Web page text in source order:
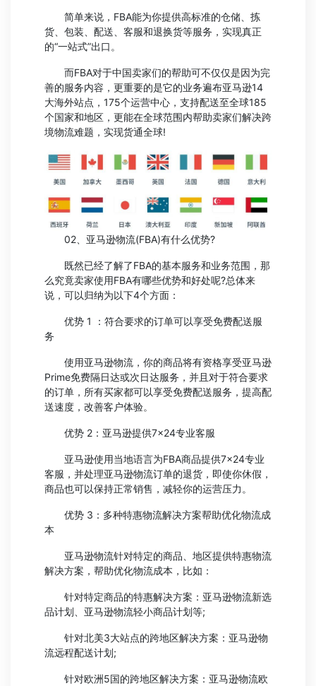
简单来说，FBA能为你提供高标准的仓储、拣
货、包装、配送、客服和退换货等服务，实现真正
的“一站式”出口。
而FBA对于中国卖家们的帮助可不仅仅是因为完
善的服务内容，更重要的是它的业务遍布亚马逊14
大海外站点，175个运营中心，支持配送至全球185
个国家和地区，更能在全球范围内帮助卖家们解决跨
境物流难题，实现货通全球!
02、亚马逊物流(FBA)有什么优势?
既然已经了解了FBA的基本服务和业务范围，那
么究竟卖家使用FBA有哪些优势和好处呢?总体来
说，可以归纳为以下4个方面：
优势 1 ：符合要求的订单可以享受免费配送服
务
使用亚马逊物流，你的商品将有资格享受亚马逊
Prime免费隔日达或次日达服务，并且对于符合要求
的订单，所有买家都可以享受免费配送服务，提高配
送速度，改善客户体验。
优势 2：亚马逊提供7×24专业客服
亚马逊使用当地语言为FBA商品提供7×24专业
客服，并处理亚马逊物流订单的退货，即使你休假，
商品也可以保持正常销售，减轻你的运营压力。
优势 3：多种特惠物流解决方案帮助优化物流成
本
亚马逊物流针对特定的商品、地区提供特惠物流
解决方案，帮助优化物流成本，比如：
针对特定商品的特惠解决方案：亚马逊物流新选
品计划、亚马逊物流轻小商品计划等;
针对北美3大站点的跨地区解决方案：亚马逊物
流远程配送计划;
针对欧洲5国的跨地区解决方案：亚马逊物流欧